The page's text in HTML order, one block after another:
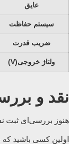
عایق
سیستم حفاظت
ضریب قدرت
ولتاژ خروجی(V)
نقد و
هنوز بررسی‌ای ثبت
اولین کسی باشید که